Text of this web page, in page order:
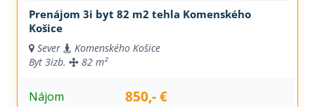
Prenájom 3i byt 82 m2 tehla Komenského
Košice
Sever
Komenského Košice
Byt 3izb. 82 m²
Nájom 850,- €